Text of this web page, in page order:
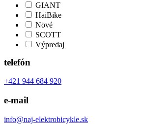
GIANT
HaiBike
Nové
SCOTT
Výpredaj
telefón
+421 944 684 920
e-mail
info@naj-elektrobicykle.sk